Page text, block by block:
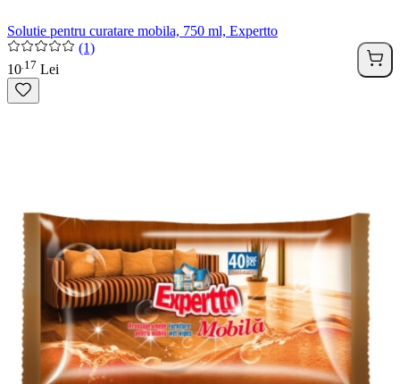
Solutie pentru curatare mobila, 750 ml, Expertto
(1)
10 17 Lei